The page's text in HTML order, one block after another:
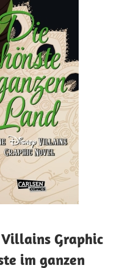
Graphic
im ganzen